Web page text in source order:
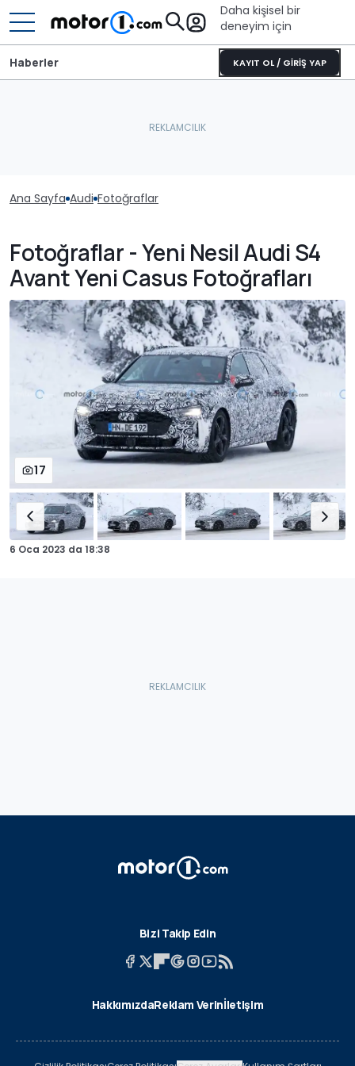
Daha kişisel bir
deneyim için
KAYIT OL / GİRİŞ YAP
Haberler
Ana Sayfa Audi Fotoğraflar
Fotoğraflar - Yeni Nesil Audi S4
Avant Yeni Casus Fotoğrafları
17
6 Oca 2023 da 18:38
Bizi Takip Edin
HakkımızdaReklam Verinİletişim